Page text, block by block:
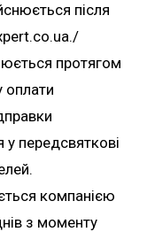
після
протягом
оплати
передсвяткові
компанією
з моменту